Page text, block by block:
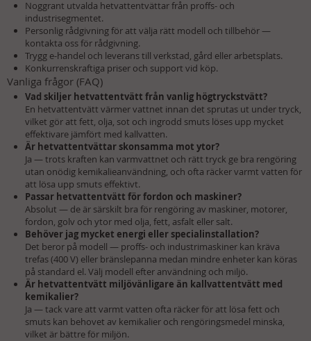
Noggrant utvalda hetvattentvättar från proffs- och
industrisegmentet.
Personlig rådgivning för att välja rätt modell och tillbehör —
kontakta oss för rådgivning.
Trygg e-handel och leverans till verkstad, gård eller arbetsplats.
Konkurrenskraftiga priser och support vid köp.
Vanliga frågor (FAQ)
Vad skiljer hetvattentvätt från vanlig högtryckstvätt?
En hetvattentvätt värmer vattnet innan det sprutas ut under tryck,
vilket gör att fett, olja, sot och ingrodd smuts löses upp mycket
effektivare jämfört med kallvatten.
Är hetvattentvättar skonsamma mot ytor?
Ja — trots kraften kan varmvattnet och rätt tryck ge bra rengöring
utan onödig kemikalieanvändning, och ofta räcker varmt vatten för
att lösa upp smuts effektivt.
Passar hetvattentvätt för fordon och maskiner?
Absolut — de är särskilt bra för rengöring av maskiner, motorer,
fordon, golv och ytor med olja, fett, asfalt eller salt.
Behöver jag mycket energi eller specialinstallation?
Det beror på modell — proffs- och industrimaskiner kan kräva
trefas (400 V) eller bränslepanna medan mindre enheter kan köras
på standard el. Välj modell efter användning och miljö.
Är hetvattentvätt miljövänligare än kallvattentvätt med
kemikalier?
Ja — tack vare att varmt vatten ofta räcker för att lösa fett och
smuts kan behovet av kemikalier och rengöringsmedel minska,
vilket är bättre för miljön.